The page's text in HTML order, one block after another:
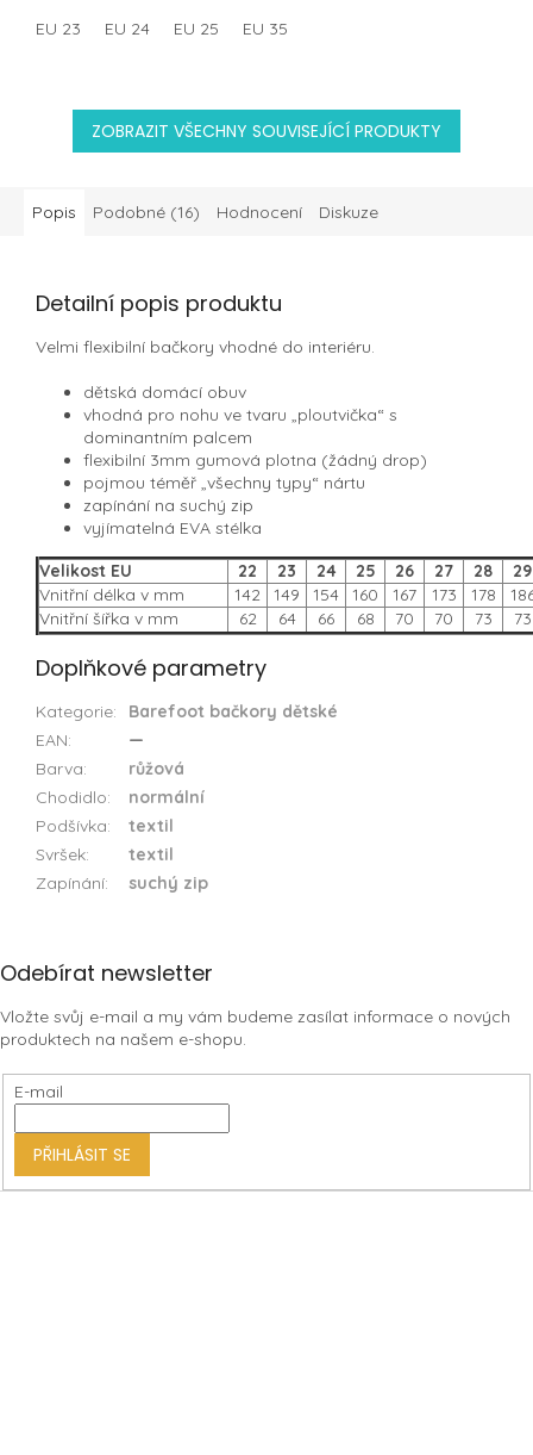
EU 23 EU 24 EU 25 EU 35
ZOBRAZIT VŠECHNY SOUVISEJÍCÍ PRODUKTY
Popis Podobné (16) Hodnocení Diskuze
Detailní popis produktu
Velmi flexibilní bačkory vhodné do interiéru.
dětská domácí obuv
vhodná pro nohu ve tvaru „ploutvička“ s
dominantním palcem
flexibilní 3mm gumová plotna (žádný drop)
pojmou téměř „všechny typy“ nártu
zapínání na suchý zip
vyjímatelná EVA stélka
Velikost EU
22 23 24 25 26 27 28
29
Vnitřní délka v mm
142 149 154 160 167 173 178
Vnitřní šířka v mm
62 64 66 68 70 70 73 73
Doplňkové parametry
Kategorie:
Barefoot bačkory dětské
EAN:
—
Barva:
růžová
Chodidlo:
normální
Podšívka:
textil
Svršek:
textil
Zapínání: suchý zip
Z
p
a
t
Odebírat newsletter
Vložte svůj e-mail a my vám budeme zasílat informace o nových
produktech na našem e-shopu.
E-mail
PŘIHLÁSIT SE